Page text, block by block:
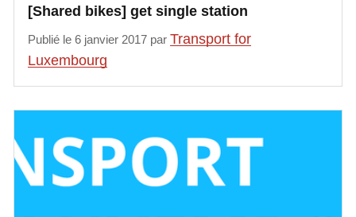
[Shared bikes] get single station
Publié le 6 janvier 2017 parTransport for
Luxembourg